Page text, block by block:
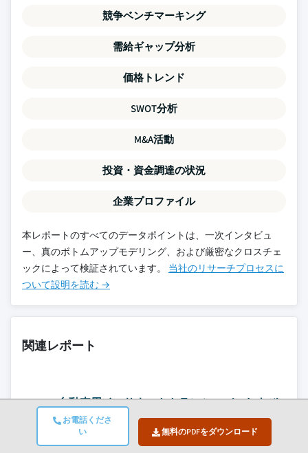
お電話くださ
い
無料のPDFをダウンロード
競争ベンチマーキング
需給ギャップ分析
価格トレンド
SWOT分析
M&A活動
投資・資金調達の状況
企業プロファイル
本レポートのすべてのデータポイントは、一次インタビュ
ー、真のボトムアップモデリング、および厳密なクロスチェ
ックによって検証されています。 当社のリサーチプロセスに
ついて設明を読む →
関連レポート
自動車用イーサネットトランシーバーおよび
コントローラIC市場
自動車用サラウンドビューシステム市場